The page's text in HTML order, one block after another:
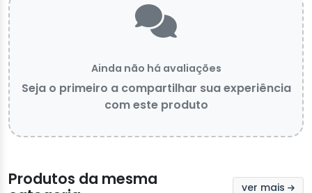
Ainda não há avaliações
Seja o primeiro a compartilhar sua experiência
com este produto
Produtos da mesma
ver mais